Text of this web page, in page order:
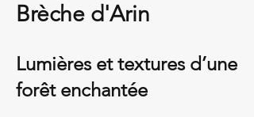
Brèche d'Arin
Lumières et textures d’une
forêt enchantée